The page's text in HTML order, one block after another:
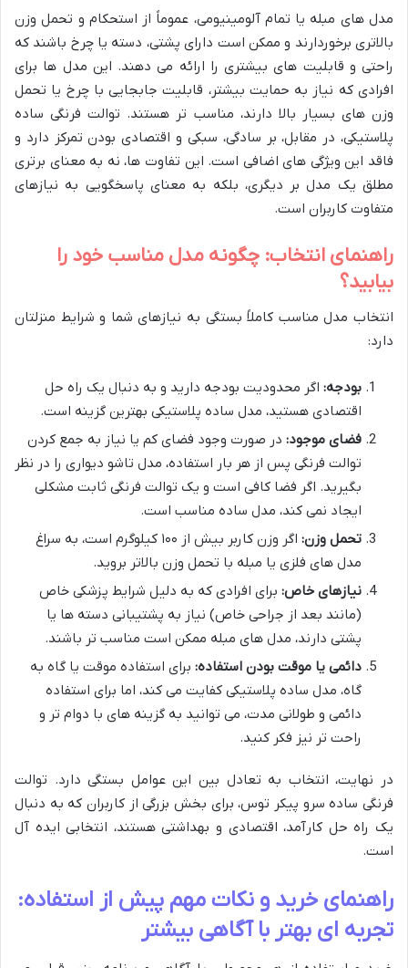
مدل های مبله یا تمام آلومینیومی، عموماً از استحکام و تحمل وزن
بالاتری برخوردارند و ممکن است دارای پشتی، دسته یا چرخ باشند که
راحتی و قابلیت های بیشتری را ارائه می دهند. این مدل ها برای
افرادی که نیاز به حمایت بیشتر، قابلیت جابجایی با چرخ یا تحمل
وزن های بسیار بالا دارند، مناسب تر هستند. توالت فرنگی ساده
پلاستیکی، در مقابل، بر سادگی، سبکی و اقتصادی بودن تمرکز دارد و
فاقد این ویژگی های اضافی است. این تفاوت ها، نه به معنای برتری
مطلق یک مدل بر دیگری، بلکه به معنای پاسخگویی به نیازهای
متفاوت کاربران است.
راهنمای انتخاب: چگونه مدل مناسب خود را
بیابید؟
انتخاب مدل مناسب کاملاً بستگی به نیازهای شما و شرایط منزلتان
دارد:
بودجه: اگر محدودیت بودجه دارید و به دنبال یک راه حل
اقتصادی هستید، مدل ساده پلاستیکی بهترین گزینه است.
فضای موجود: در صورت وجود فضای کم یا نیاز به جمع کردن
توالت فرنگی پس از هر بار استفاده، مدل تاشو دیواری را در نظر
بگیرید. اگر فضا کافی است و یک توالت فرنگی ثابت مشکلی
ایجاد نمی کند، مدل ساده مناسب است.
تحمل وزن:
اگر وزن کاربر بیش از ۱۰۰ کیلوگرم است، به سراغ
مدل های فلزی یا مبله با تحمل وزن بالاتر بروید.
نیازهای خاص: برای افرادی که به دلیل شرایط پزشکی خاص
(مانند بعد از جراحی خاص) نیاز به پشتیبانی دسته ها یا
پشتی دارند، مدل های مبله ممکن است مناسب تر باشند.
دائمی یا موقت بودن استفاده: برای استفاده موقت یا گاه به
گاه، مدل ساده پلاستیکی کفایت می کند، اما برای استفاده
دائمی و طولانی مدت، می توانید به گزینه های با دوام تر و
راحت تر نیز فکر کنید.
در نهایت، انتخاب به تعادل بین این عوامل بستگی دارد. توالت
فرنگی ساده سرو پیکر توس، برای بخش بزرگی از کاربران که به دنبال
یک راه حل کارآمد، اقتصادی و بهداشتی هستند، انتخابی ایده آل
است.
راهنمای خرید و نکات مهم پیش از استفاده:
تجربه ای بهتر با آگاهی بیشتر